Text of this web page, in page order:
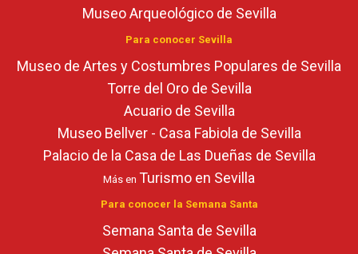
Museo Arqueológico de Sevilla
Para conocer Sevilla
Museo de Artes y Costumbres Populares de Sevilla
Torre del Oro de Sevilla
Acuario de Sevilla
Museo Bellver - Casa Fabiola de Sevilla
Palacio de la Casa de Las Dueñas de Sevilla
Más en Turismo en Sevilla
Para conocer la Semana Santa
Semana Santa de Sevilla